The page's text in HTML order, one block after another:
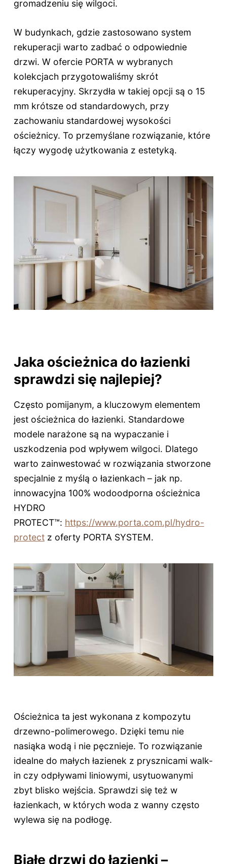
gromadzeniu się wilgoci.
W budynkach, gdzie zastosowano system
rekuperacji warto zadbać o odpowiednie
drzwi. W ofercie PORTA w wybranych
kolekcjach przygotowaliśmy skrót
rekuperacyjny. Skrzydła w takiej opcji są o 15
mm krótsze od standardowych, przy
zachowaniu standardowej wysokości
ościeżnicy. To przemyślane rozwiązanie, które
łączy wygodę użytkowania z estetyką.
Jaka ościeżnica do łazienki
sprawdzi się najlepiej?
Często pomijanym, a kluczowym elementem
jest ościeżnica do łazienki. Standardowe
modele narażone są na wypaczanie i
uszkodzenia pod wpływem wilgoci. Dlatego
warto zainwestować w rozwiązania stworzone
specjalnie z myślą o łazienkach – jak np.
innowacyjna 100% wodoodporna ościeżnica
HYDRO
PROTECT™: https://www.porta.com.pl/hydro-
protectz oferty PORTA SYSTEM.
Ościeżnica ta jest wykonana z kompozytu
drzewno-polimerowego. Dzięki temu nie
nasiąka wodą i nie pęcznieje. To rozwiązanie
idealne do małych łazienek z prysznicami walk-
in czy odpływami liniowymi, usytuowanymi
zbyt blisko wejścia. Sprawdzi się też w
łazienkach, w których woda z wanny często
wylewa się na podłogę.
Białe drzwi do łazienki –